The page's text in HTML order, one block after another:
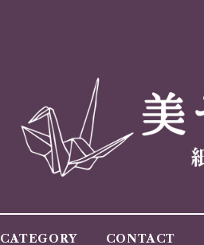
CATEGORY CONTACT